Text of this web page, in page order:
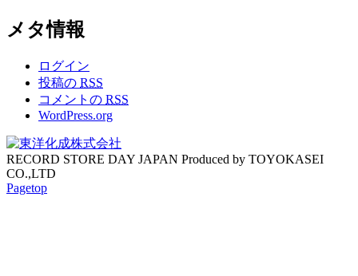
メタ情報
ログイン
投稿の RSS
コメントの RSS
WordPress.org
RECORD STORE DAY JAPAN Produced by TOYOKASEI
CO.,LTD
Pagetop